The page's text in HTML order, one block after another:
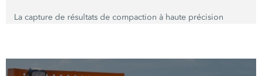
La capture de résultats de compaction à haute précision
contribue également à l'utilisation durable des machines et
des ressources.